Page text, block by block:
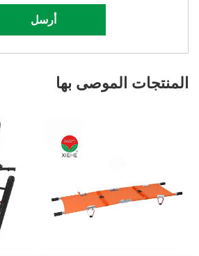
أرسل
المنتجات الموصى بها